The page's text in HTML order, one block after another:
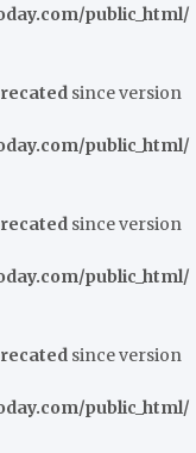
public_html/
since version
public_html/
since version
public_html/
since version
public_html/